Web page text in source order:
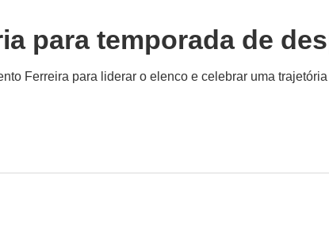
para temporada de
Ferreira para liderar o elenco e celebrar uma